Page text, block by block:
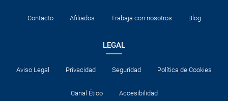
Contacto Afiliados Trabaja con nosotros Blog
LEGAL
Aviso Legal Privacidad Seguridad Política de Cookies
Canal Ético Accesibilidad